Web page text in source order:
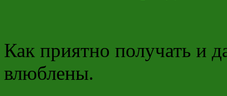
Как приятно получать и
влюблены.